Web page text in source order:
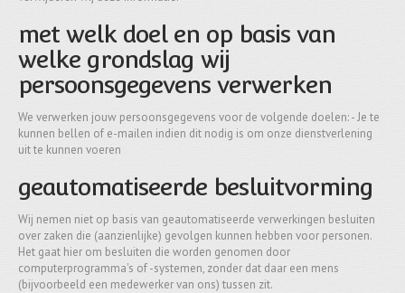
met welk doel en op basis van
welke grondslag wij
persoonsgegevens verwerken
We verwerken jouw persoonsgegevens voor de volgende doelen: - Je te
kunnen bellen of e-mailen indien dit nodig is om onze dienstverlening
uit te kunnen voeren
geautomatiseerde besluitvorming
Wij nemen niet op basis van geautomatiseerde verwerkingen besluiten
over zaken die (aanzienlijke) gevolgen kunnen hebben voor personen.
Het gaat hier om besluiten die worden genomen door
computerprogramma's of -systemen, zonder dat daar een mens
(bijvoorbeeld een medewerker van ons) tussen zit.